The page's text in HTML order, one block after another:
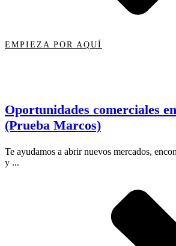
EMPIEZA POR AQUÍ
Oportunidades comerciales
(Prueba Marcos)
Te ayudamos a abrir nuevos mercados,
y ...